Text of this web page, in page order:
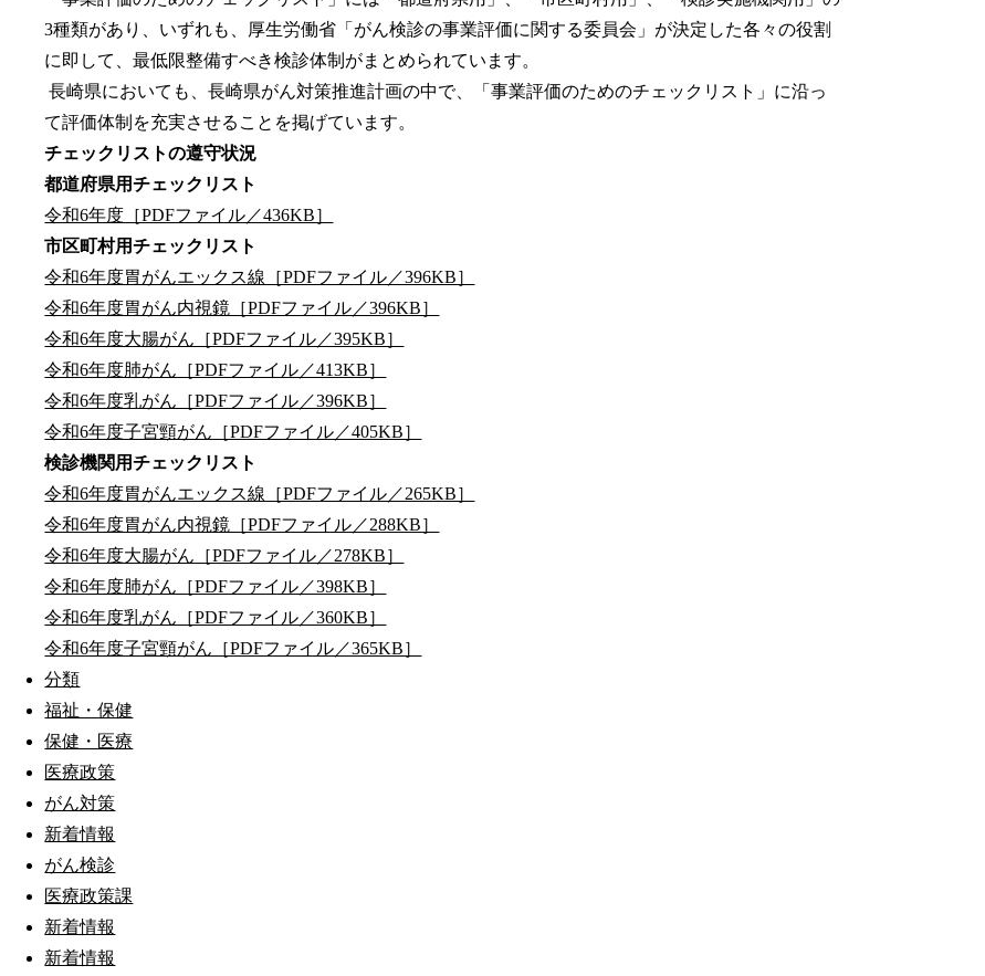
3種類があり、いずれも、厚生労働省「がん検診の事業評価に関する委員会」が決定した各々の役割
に即して、最低限整備すべき検診体制がまとめられています。
長崎県においても、長崎県がん対策推進計画の中で、「事業評価のためのチェックリスト」に沿っ
て評価体制を充実させることを掲げています。
チェックリストの遵守状況
都道府県用チェックリスト
令和6年度［PDFファイル／436KB］
市区町村用チェックリスト
令和6年度胃がんエックス線［PDFファイル／396KB］
令和6年度胃がん内視鏡［PDFファイル／396KB］
令和6年度大腸がん［PDFファイル／395KB］
令和6年度肺がん［PDFファイル／413KB］
令和6年度乳がん［PDFファイル／396KB］
令和6年度子宮頸がん［PDFファイル／405KB］
検診機関用チェックリスト
令和6年度胃がんエックス線［PDFファイル／265KB］
令和6年度胃がん内視鏡［PDFファイル／288KB］
令和6年度大腸がん［PDFファイル／278KB］
令和6年度肺がん［PDFファイル／398KB］
令和6年度乳がん［PDFファイル／360KB］
令和6年度子宮頸がん［PDFファイル／365KB］
分類
福祉・保健
保健・医療
医療政策
がん対策
新着情報
がん検診
医療政策課
新着情報
新着情報